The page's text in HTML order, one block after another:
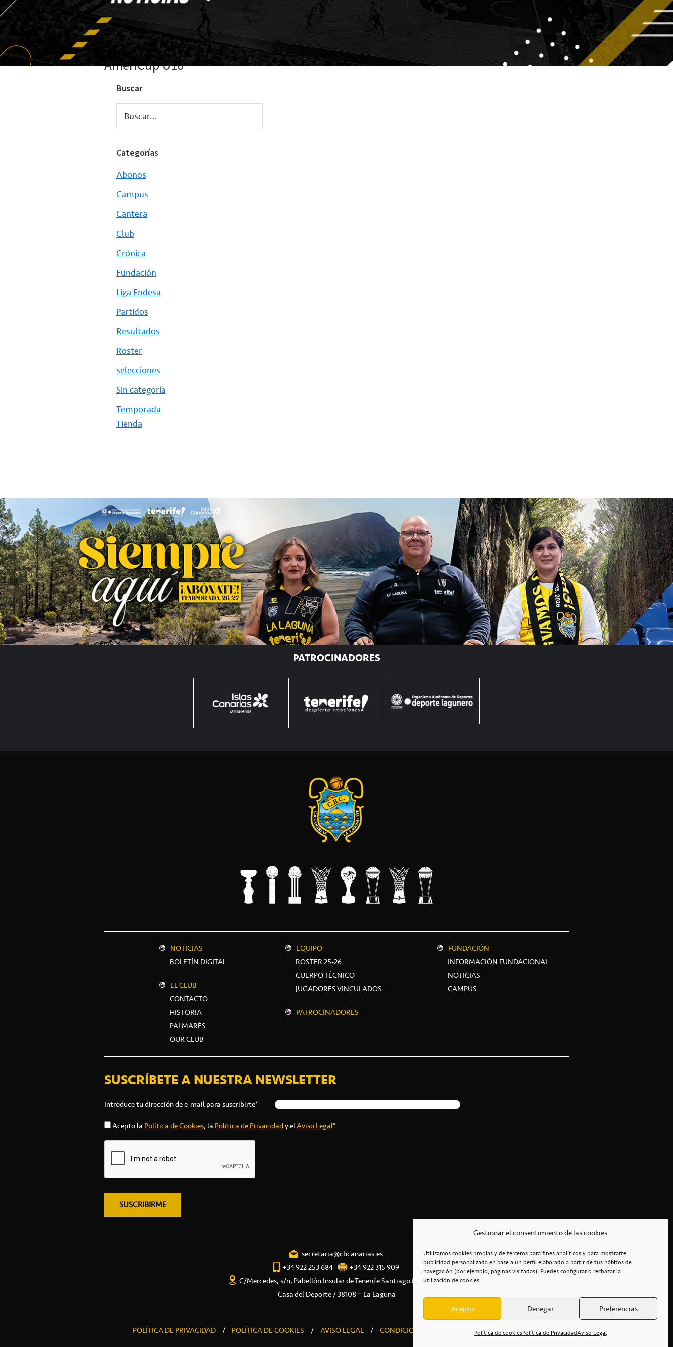
Gestionar el consentimiento de las cookies
Utilizamos cookies propias y de terceros para fines analíticos y para mostrarte
publicidad personalizada en base a un perfil elaborado a partir de tus hábitos de
navegación (por ejemplo, páginas visitadas). Puedes configurar o rechazar la
utilización de cookies.
Acepto Denegar Preferencias
Política de cookiesPolítica de PrivacidadAviso Legal
AmeriCup U16
Buscar
Buscar...
Categorías
Abonos
Campus
Cantera
Club
Crónica
Fundación
Liga Endesa
Partidos
Resultados
Roster
selecciones
Sin categoría
Temporada
Tienda
PATROCINADORES
NOTICIAS
BOLETÍN DIGITAL
EL CLUB
CONTACTO
HISTORIA
PALMARÉS
OUR CLUB
EQUIPO
ROSTER 25-26
CUERPO TÉCNICO
JUGADORES VINCULADOS
PATROCINADORES
FUNDACIÓN
INFORMACIÓN FUNDACIONAL
NOTICIAS
CAMPUS
SUSCRÍBETE A NUESTRA NEWSLETTER
Introduce tu dirección de e-mail para suscribirte*
Acepto la Política de Cookies, la Política de Privacidady elAviso Legal*
secretaria@cbcanarias.es
+34 922 253 684
+34 922 315 909
C/Mercedes, s/n, Pabellón Insular de Tenerife Santiago Martín
Casa del Deporte / 38108 – La Laguna
POLÍTICA DE PRIVACIDAD / POLÍTICA DE COOKIES / AVISO LEGAL / CONDICIONES COMERCIALES / ACCESIBILIDAD